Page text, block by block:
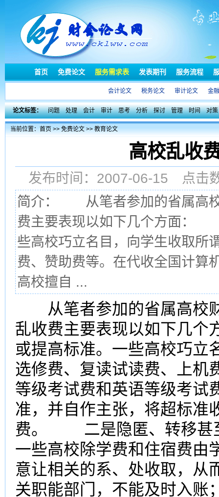
首页 免费论文 服务需求表 发表期刊 服务流程
会计论文 税务论文 审计论文 金
论文标签： 问题 处理 会计 审计 思考 分析 探讨 管理 时间 对策
当前位置：首页>>免费论文>>教育论文
高校乱收
发布时间：2007-06-15 点
简介： 从笔者参加的省属高校
费主要表现以如下几个方面：
些高校巧立名目，向学生收取所
费、赞助费等。在代收全国计算
高校擅自 ...
从笔者参加的省属高校
乱收费主要表现以如下几
或提高标准。一些高校巧立
选修费、复读试读费、上机
等级考试费和英语等级考试
准，并自作主张，将超标准
费。 二是隐匿、转移甚
一些高校除学费和住宿费由
意让相关的系、处收取，从
关职能部门，不能及时入账